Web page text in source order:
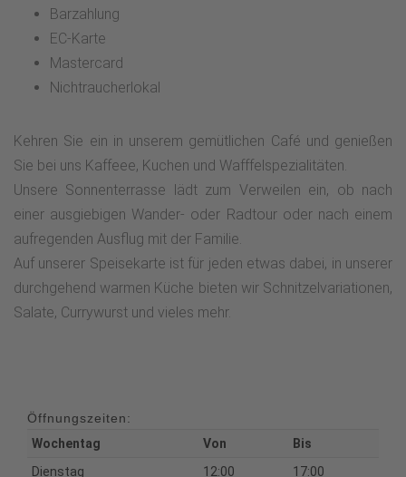
Barzahlung
EC-Karte
Mastercard
Nichtraucherlokal
Kehren Sie ein in unserem gemütlichen Café und genießen
Sie bei uns Kaffeee, Kuchen und Wafffelspezialitäten.
Unsere Sonnenterrasse lädt zum Verweilen ein, ob nach
einer ausgiebigen Wander- oder Radtour oder nach einem
aufregenden Ausflug mit der Familie.
Auf unserer Speisekarte ist für jeden etwas dabei, in unserer
durchgehend warmen Küche bieten wir Schnitzelvariationen,
Salate, Currywurst und vieles mehr.
Öffnungszeiten:
Wochentag
Von
Bis
Dienstag
12:00 17:00